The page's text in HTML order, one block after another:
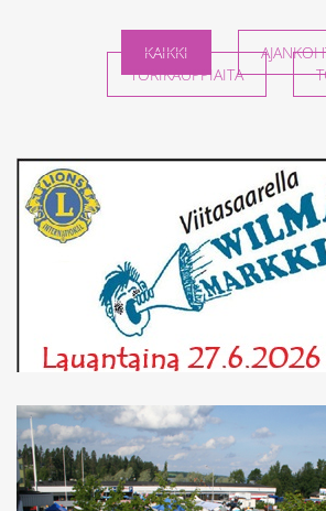
KAIKKI
TORIKAUPPIAITA